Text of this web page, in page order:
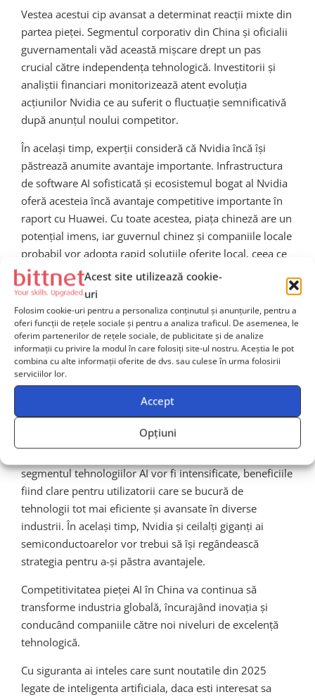
Acest site utilizează cookie-
uri
Folosim cookie-uri pentru a personaliza conținutul și anunțurile, pentru a
oferi funcții de rețele sociale și pentru a analiza traficul. De asemenea, le
oferim partenerilor de rețele sociale, de publicitate și de analize
informații cu privire la modul în care folosiți site-ul nostru. Aceștia le pot
combina cu alte informații oferite de dvs. sau culese în urma folosirii
serviciilor lor.
Accept
Opțiuni
Vestea acestui cip avansat a determinat reacții mixte din
partea pieței. Segmentul corporativ din China și oficialii
guvernamentali văd această mișcare drept un pas
crucial către independența tehnologică. Investitorii și
analiștii financiari monitorizează atent evoluția
acțiunilor Nvidia ce au suferit o fluctuație semnificativă
după anunțul noului competitor.
În același timp, experții consideră că Nvidia încă își
păstrează anumite avantaje importante. Infrastructura
de software AI sofisticată și ecosistemul bogat al Nvidia
oferă acesteia încă avantaje competitive importante în
raport cu Huawei. Cu toate acestea, piața chineză are un
potențial imens, iar guvernul chinez și companiile locale
probabil vor adopta rapid soluțiile oferite local, ceea ce
ar putea însemna o creștere a adopției cipului Huawei.
Concluzie și perspective
viitoare
Lansarea de către Huawei a cipului Ascend AI este o
schimbare importantă și care marchează o evoluție
majoră în lupta pentru supremație tehnologică și
economică dintre SUA și China. Înainte de toate, această
segmentul tehnologiilor AI vor fi intensificate, beneficiile
fiind clare pentru utilizatorii care se bucură de
tehnologii tot mai eficiente și avansate în diverse
industrii. În același timp, Nvidia și ceilalți giganți ai
semiconductoarelor vor trebui să își regândească
strategia pentru a-și păstra avantajele.
Competitivitatea pieței AI în China va continua să
transforme industria globală, încurajând inovația și
conducând companiile către noi niveluri de excelență
tehnologică.
Cu siguranta ai inteles care sunt noutatile din 2025
legate de inteligenta artificiala, daca esti interesat sa